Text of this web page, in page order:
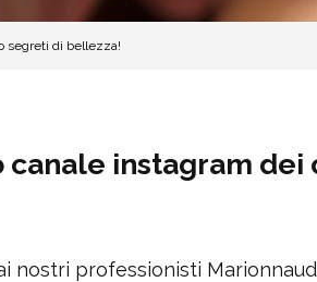
segreti di bellezza!
canale instagram
nostri professionisti